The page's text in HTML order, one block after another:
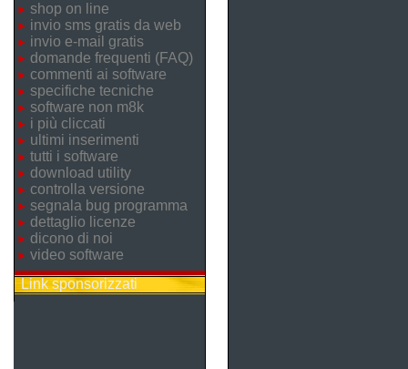
shop on line
invio sms gratis da web
invio e-mail gratis
domande frequenti (FAQ)
commenti ai software
specifiche tecniche
software non m8k
i più cliccati
ultimi inserimenti
tutti i software
download utility
controlla versione
segnala bug programma
dettaglio licenze
dicono di noi
video software
Link sponsorizzati